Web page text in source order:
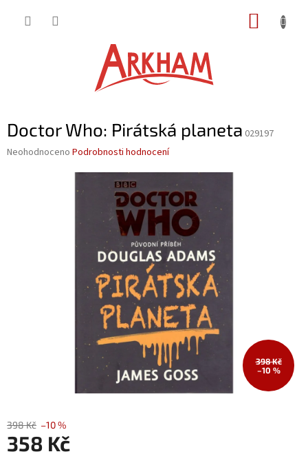
Doctor Who: Pirátská planeta 029197
Průměrné
Neohodnoceno Podrobnosti hodnocení
398 Kč
–10 %
398 Kč –10 %
358 Kč